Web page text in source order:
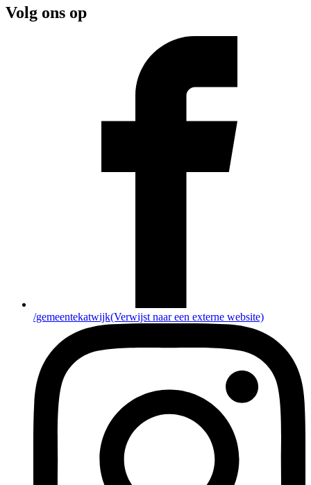
Volg ons op
/gemeentekatwijk(Verwijst naar een externe website)